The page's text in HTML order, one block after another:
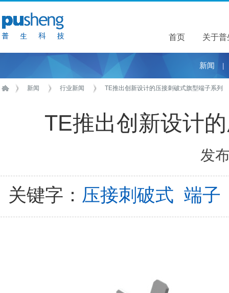
首页 关于普
关于普
新闻
新闻 行业新闻 TE推出创新设计的压接刺破式旗型端子系列
TE推出创新设计
发
关键字： 压接刺破式 端子